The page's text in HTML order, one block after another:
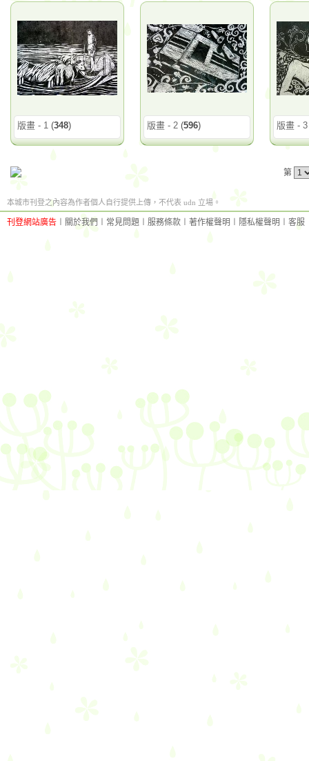
版畫 - 1 (348) 版畫 - 2 (596) 版畫 - 3
第
本城市刊登之內容為作者個人自行提供上傳，不代表 udn 立場。
刊登網站廣告 關於我們 常見問題 服務條款 著作權聲明 隱私權聲明 客服